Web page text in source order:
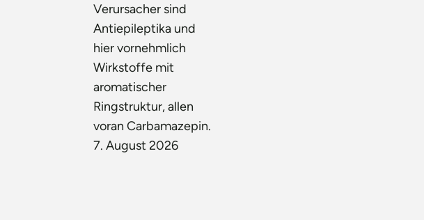
Verursacher sind
Antiepileptika und
hier vornehmlich
Wirkstoffe mit
aromatischer
Ringstruktur, allen
voran Carbamazepin.
7. August 2026